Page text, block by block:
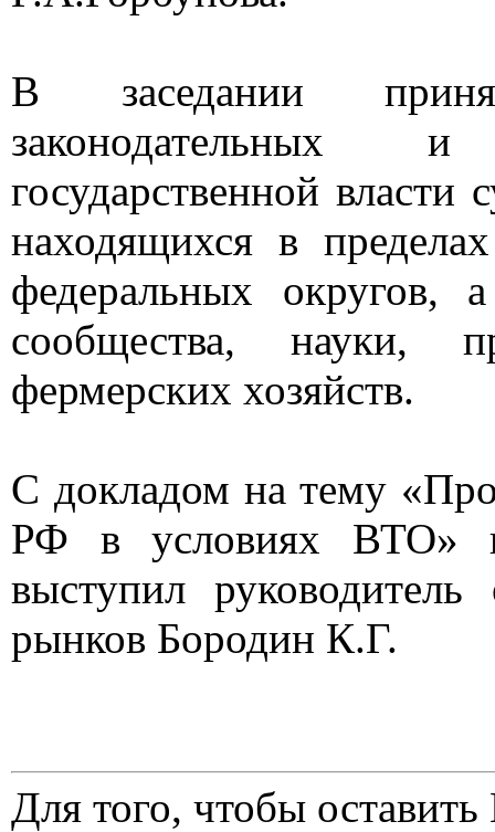
В заседании
законодательных
государственной власти
находящихся в
федеральных округов,
сообщества, науки,
фермерских хозяйств.
С докладом на тему
РФ в условиях ВТО»
выступил руководитель
рынков Бородин К.Г.
Для того, чтобы